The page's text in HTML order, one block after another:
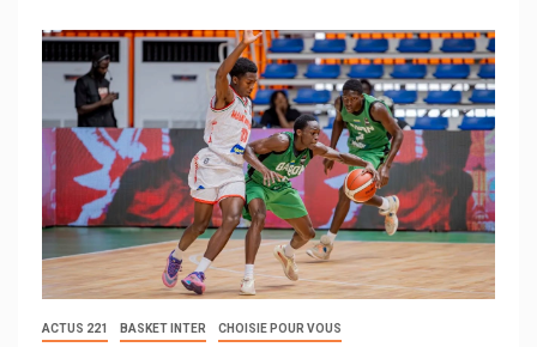
ACTUS 221 BASKET INTER CHOISIE POUR VOUS